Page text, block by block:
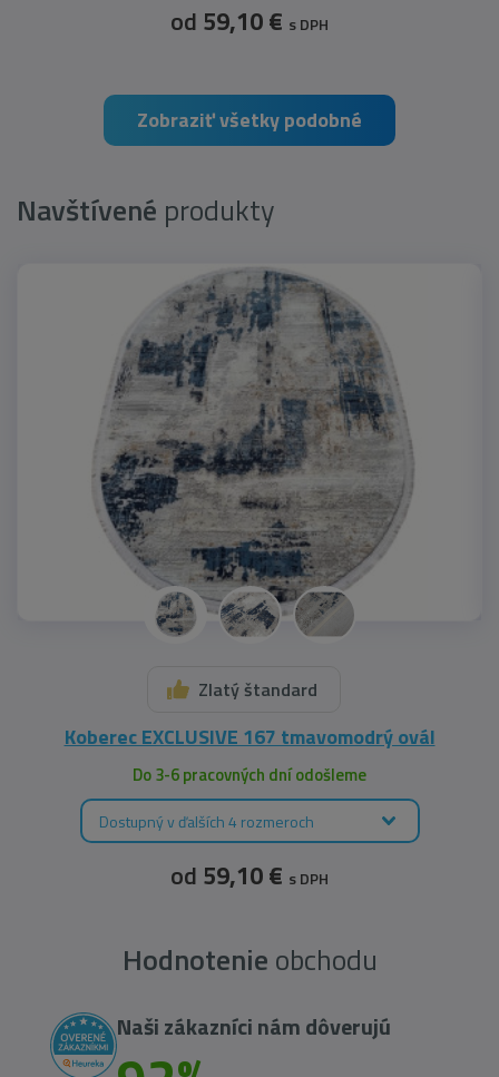
od 59,10 € s DPH
Zobraziť všetky podobné
Navštívené produkty
Zlatý štandard
Koberec EXCLUSIVE 167 tmavomodrý ovál
Do 3-6 pracovných dní odošleme
Dostupný v ďalších 4 rozmeroch
od 59,10 € s DPH
Hodnotenie obchodu
Naši zákazníci nám dôverujú